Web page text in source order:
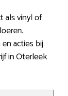
als vinyl of
acties bij
in Oterleek